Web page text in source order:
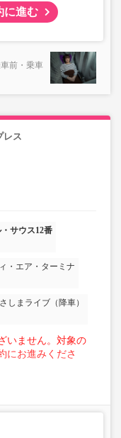
に進む
前・乗車
レス
サウス12番
・エア・ターミナ
しまライブ（降車）
いません。対象の
にお進みくださ
のをおひとり様1